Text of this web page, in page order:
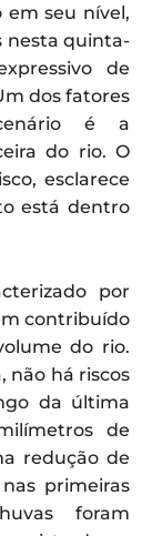
seu nível,
nesta quinta-
de
dos fatores
é a
do rio. O
esclarece
está dentro
por
contribuído
do rio.
não há riscos
da última
de
redução de
primeiras
foram